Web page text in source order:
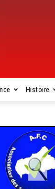
Histoire